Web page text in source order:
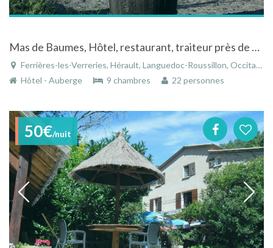
Mas de Baumes, Hôtel, restaurant, traiteur près de Montpellier
Ferrières-les-Verreries, Hérault, Languedoc-Roussillon, Occitanie, France
Hôtel - Auberge
9 chambres 22 personnes
50€/nuit